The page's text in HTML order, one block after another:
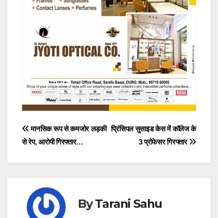
Post
navigation
प्रिंसिपल सुसाइड केस में कॉलेज के
3 प्रोफेसर गिरफ्तार
मानसिक रूप से कमजोर लड़की
से रेप, आरोपी गिरफ्तार…
ByTarani Sahu